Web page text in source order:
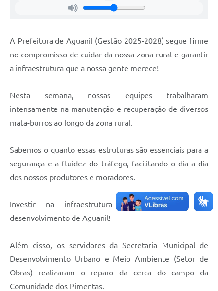
A Prefeitura de Aguanil (Gestão 2025-2028) segue firme
no compromisso de cuidar da nossa zona rural e garantir
a infraestrutura que a nossa gente merece!
Nesta semana, nossas equipes trabalharam
intensamente na manutenção e recuperação de diversos
mata-burros ao longo da zona rural.
Sabemos o quanto essas estruturas são essenciais para a
segurança e a fluidez do tráfego, facilitando o dia a dia
dos nossos produtores e moradores.
Investir na infraestrutura rural é investir no
desenvolvimento de Aguanil!
Além disso, os servidores da Secretaria Municipal de
Desenvolvimento Urbano e Meio Ambiente (Setor de
Obras) realizaram o reparo da cerca do campo da
Comunidade dos Pimentas.